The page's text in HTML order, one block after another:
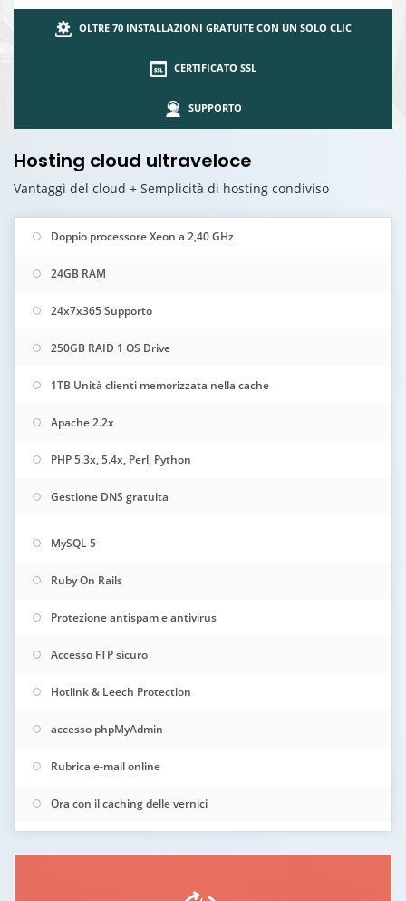
OLTRE 70 INSTALLAZIONI GRATUITE CON UN SOLO CLIC
CERTIFICATO SSL
SUPPORTO
Hosting cloud ultraveloce
Vantaggi del cloud + Semplicità di hosting condiviso
Doppio processore Xeon a 2,40 GHz
24GB RAM
24x7x365 Supporto
250GB RAID 1 OS Drive
1TB Unità clienti memorizzata nella cache
Apache 2.2x
PHP 5.3x, 5.4x, Perl, Python
Gestione DNS gratuita
MySQL 5
Ruby On Rails
Protezione antispam e antivirus
Accesso FTP sicuro
Hotlink & Leech Protection
accesso phpMyAdmin
Rubrica e-mail online
Ora con il caching delle vernici